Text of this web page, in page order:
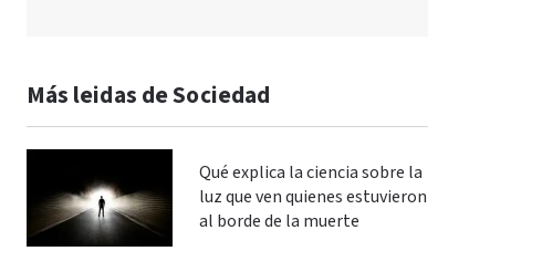
Más leidas de Sociedad
Qué explica la ciencia sobre la
luz que ven quienes estuvieron
al borde de la muerte